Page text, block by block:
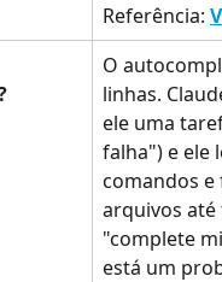
Referência:
O
linhas.
ele uma
falha") e ele
comandos
arquivos
"complete
está um